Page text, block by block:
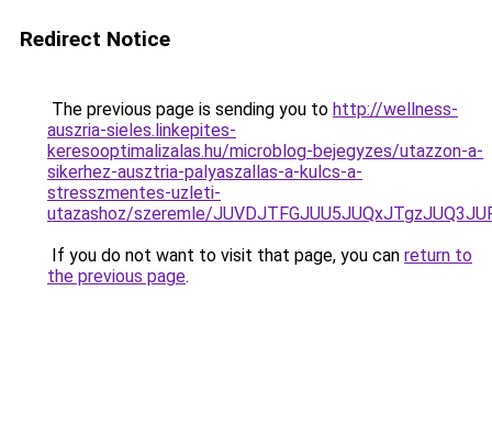
Redirect Notice
The previous page is sending you to http://wellness-
auszria-sieles.linkepites-
keresooptimalizalas.hu/microblog-bejegyzes/utazzon-a-
sikerhez-ausztria-palyaszallas-a-kulcs-a-
stresszmentes-uzleti-
utazashoz/szeremle/
If you do not want to visit that page, you can return to
the previous page.